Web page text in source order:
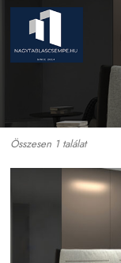
Ugrás
tartalomra
Összesen 1 találat